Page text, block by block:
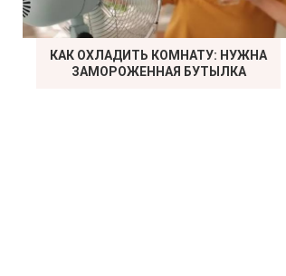
КАК ОХЛАДИТЬ КОМНАТУ: НУЖНА
ЗАМОРОЖЕННАЯ БУТЫЛКА